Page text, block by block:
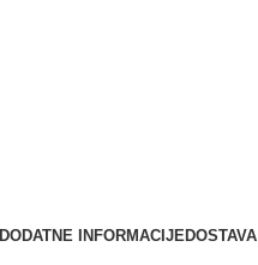
DODATNE INFORMACIJEDOSTAVA